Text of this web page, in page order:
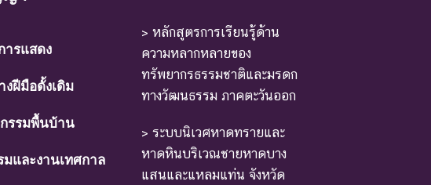
ญพันธุ์ไปจากแหล่งที่มีการกระจายพันธุ์อยู่ ถ้าปัจจัยต่าง ๆ ที่
ยต่างๆ อันเป็นสาเหตุให้ชนิดพันธุ์นั้นสูญพันธุ์
ารแสดง
งฝีมือดั้งเดิม
รรมพื้นบ้าน
มและงานเทศกาล
> หลักสูตรการเรียนรู้ด้าน
ความหลากหลายของ
ทรัพยากรธรรมชาติและมรดก
ทางวัฒนธรรม ภาคตะวันออก
> ระบบนิเวศหาดทรายและ
หาดหินบริเวณชายหาดบาง
แสนและแหลมแท่น จังหวัด